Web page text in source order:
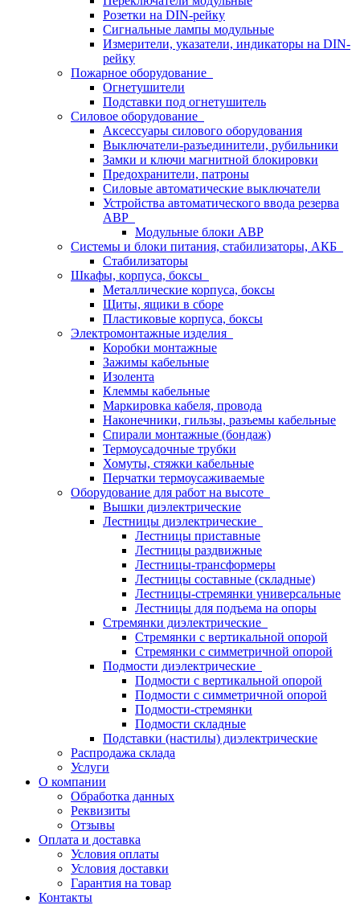
Розетки на DIN-рейку
Сигнальные лампы модульные
Измерители, указатели, индикаторы на DIN-
рейку
Пожарное оборудование
Огнетушители
Подставки под огнетушитель
Силовое оборудование
Аксессуары силового оборудования
Выключатели-разъединители, рубильники
Замки и ключи магнитной блокировки
Предохранители, патроны
Силовые автоматические выключатели
Устройства автоматического ввода резерва
АВР
Модульные блоки АВР
Системы и блоки питания, стабилизаторы, АКБ
Стабилизаторы
Шкафы, корпуса, боксы
Металлические корпуса, боксы
Щиты, ящики в сборе
Пластиковые корпуса, боксы
Электромонтажные изделия
Коробки монтажные
Зажимы кабельные
Изолента
Клеммы кабельные
Маркировка кабеля, провода
Наконечники, гильзы, разъемы кабельные
Спирали монтажные (бондаж)
Термоусадочные трубки
Хомуты, стяжки кабельные
Перчатки термоусаживаемые
Оборудование для работ на высоте
Вышки диэлектрические
Лестницы диэлектрические
Лестницы приставные
Лестницы раздвижные
Лестницы-трансформеры
Лестницы составные (складные)
Лестницы-стремянки универсальные
Лестницы для подъема на опоры
Стремянки диэлектрические
Стремянки с вертикальной опорой
Стремянки с симметричной опорой
Подмости диэлектрические
Подмости с вертикальной опорой
Подмости с симметричной опорой
Подмости-стремянки
Подмости складные
Подставки (настилы) диэлектрические
Распродажа склада
Услуги
О компании
Обработка данных
Реквизиты
Отзывы
Оплата и доставка
Условия оплаты
Условия доставки
Гарантия на товар
Контакты